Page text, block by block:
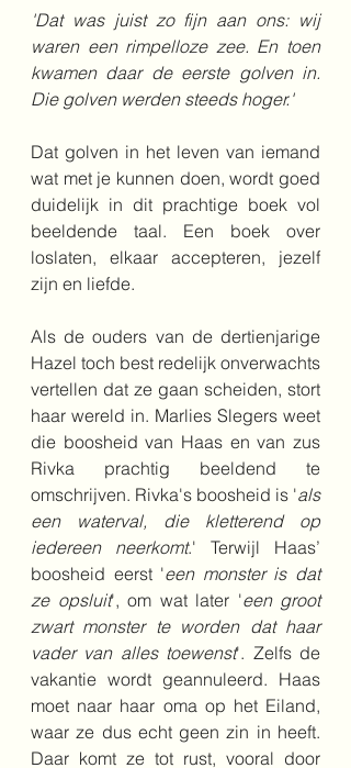
'Dat was juist zo fijn aan ons: wij
waren een rimpelloze zee. En toen
kwamen daar de eerste golven in.
Die golven werden steeds hoger.'
Dat golven in het leven van iemand
wat met je kunnen doen, wordt goed
duidelijk in dit prachtige boek vol
beeldende taal. Een boek over
loslaten, elkaar accepteren, jezelf
zijn en liefde.
Als de ouders van de dertienjarige
Hazel toch best redelijk onverwachts
vertellen dat ze gaan scheiden, stort
haar wereld in. Marlies Slegers weet
die boosheid van Haas en van zus
Rivka prachtig beeldend te
omschrijven. Rivka's boosheid is 'als
een waterval, die kletterend op
iedereen neerkomt.' Terwijl Haas’
boosheid eerst 'een monster is dat
ze opsluit', om wat later 'een groot
zwart monster te worden dat haar
vader van alles toewenst'. Zelfs de
vakantie wordt geannuleerd. Haas
moet naar haar oma op het Eiland,
waar ze dus echt geen zin in heeft.
Daar komt ze tot rust, vooral door